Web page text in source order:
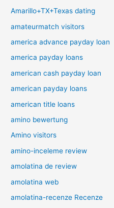
Amarillo+TX+Texas dating
amateurmatch visitors
america advance payday loan
america payday loans
american cash payday loan
american payday loans
american title loans
amino bewertung
Amino visitors
amino-inceleme review
amolatina de review
amolatina web
amolatina-recenze Recenze